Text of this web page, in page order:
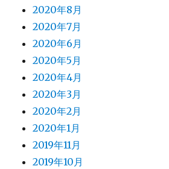
2020年8月
2020年7月
2020年6月
2020年5月
2020年4月
2020年3月
2020年2月
2020年1月
2019年11月
2019年10月